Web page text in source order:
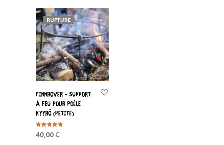
plusieurs
variations.
Les
options
peuvent
être
choisies
sur
RUPTURE
FinnRover – Support
à feu pour poêle
Kyyrö (petite)
Note
5.00
40,00 €